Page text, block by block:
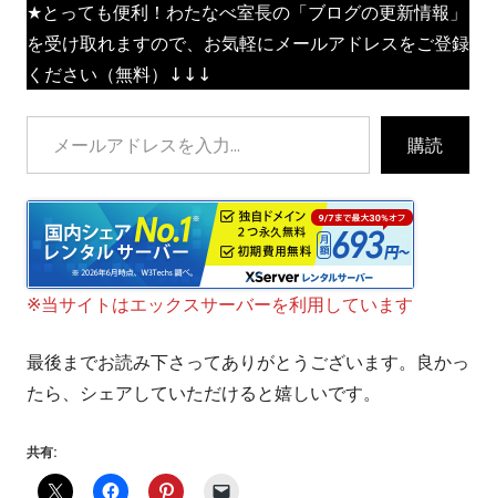
★とっても便利！わたなべ室長の「ブログの更新情報」
を受け取れますので、お気軽にメールアドレスをご登録
ください（無料）↓↓↓
メールアドレスを入力...
購読
※当サイトはエックスサーバーを利用しています
最後までお読み下さってありがとうございます。良かっ
たら、シェアしていただけると嬉しいです。
共有: